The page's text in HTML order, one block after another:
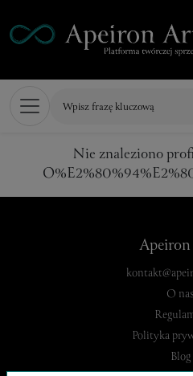
Nie znaleziono
O nas
Polityka
Blog